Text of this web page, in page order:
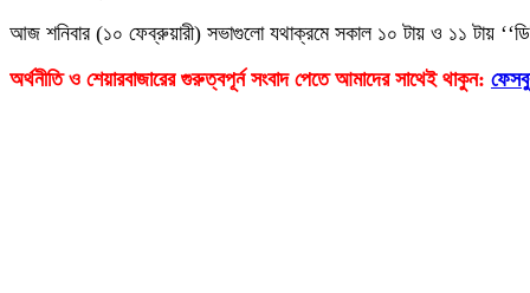
আজ শনিবার (১০ ফেব্রুয়ারী) সভাগুলো যথাক্রমে সকাল ১০ টায় ও ১১ টায়
অর্থনীতি ও শেয়ারবাজারের গুরুত্বপূর্ন সংবাদ পেতে আমাদের সাথেই থাকুন: